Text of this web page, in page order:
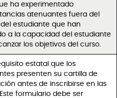
ha experimentado
atenuantes fuera del
estudiante que han
a la capacidad del estudiante
los objetivos del curso.
estatal que los
presenten su cartilla de
antes de inscribirse en las
formulario debe ser